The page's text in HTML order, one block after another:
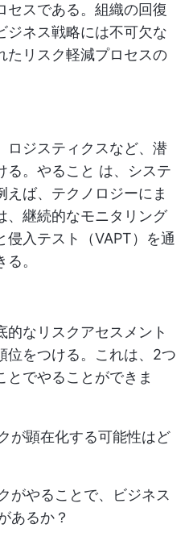
セスである。組織の回復
ジネス戦略には不可欠な
たリスク軽減プロセスの
ロジスティクスなど、潜
る。やること は、システ
えば、テクノロジーにま
、継続的なモニタリング
侵入テスト（VAPT）を通
。
的なリスクアセスメント
位をつける。これは、2つ
とでやることができま
が顕在化する可能性はど
がやることで、ビジネス
あるか？